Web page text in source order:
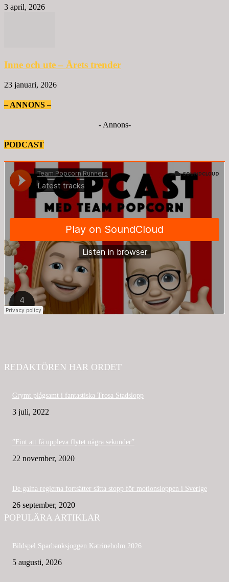
3 april, 2026
Inne och ute – Årets trender
23 januari, 2026
– ANNONS –
- Annons-
PODCAST
REDAKTÖREN HAR ORDET
Grymt plågsamt i fantastiska Trosa Stadslopp
3 juli, 2022
”Fint att få uppleva flytet några sekunder”
22 november, 2020
De galna reglerna fortsätter sätta stopp för motionsloppen i Sverige
26 september, 2020
POPULÄRA ARTIKLAR
Bildspel Sparbanksjoggen Katrineholm 2026
5 augusti, 2026